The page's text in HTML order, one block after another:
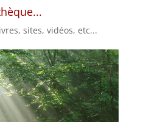
sites, vidéos, etc...